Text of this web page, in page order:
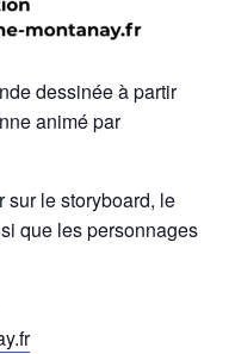
dessinée à partir
animé par
sur le storyboard, le
que les personnages